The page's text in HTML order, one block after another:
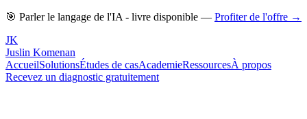
🎯 Parler le langage de l'IA - livre disponible — Profiter de l'offre →
JK
Juslin Komenan
AccueilSolutionsÉtudes de casAcademieRessourcesÀ propos
Recevez un diagnostic gratuitement